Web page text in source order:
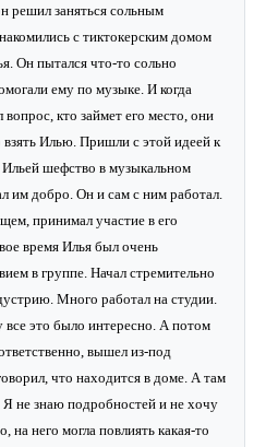
решил заняться сольным
с тиктокерским домом
Он пытался что-то сольно
ему по музыке. И когда
кто займет его место, они
Илью. Пришли с этой идеей к
шефство в музыкальном
им добро. Он и сам с ним работал.
принимал участие в его
время Илья был очень
в группе. Начал стремительно
Много работал на студии.
это было интересно. А потом
вышел из-под
что находится в доме. А там
Я не знаю подробностей и не хочу
него могла повлиять какая-то